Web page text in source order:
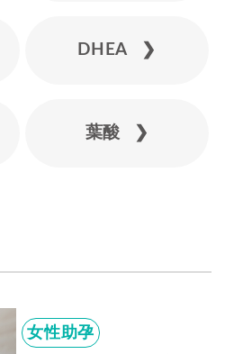
DHEA ❯
葉酸 ❯
女性助孕